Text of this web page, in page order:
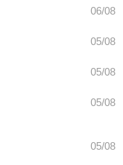
06/08
05/08
05/08
05/08
05/08